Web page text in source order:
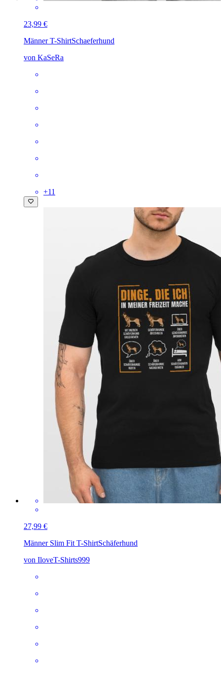
23,99 €
Männer T-ShirtSchaeferhund
von KaSeRa
+11
27,99 €
Männer Slim Fit T-ShirtSchäferhund
von IloveT-Shirts999